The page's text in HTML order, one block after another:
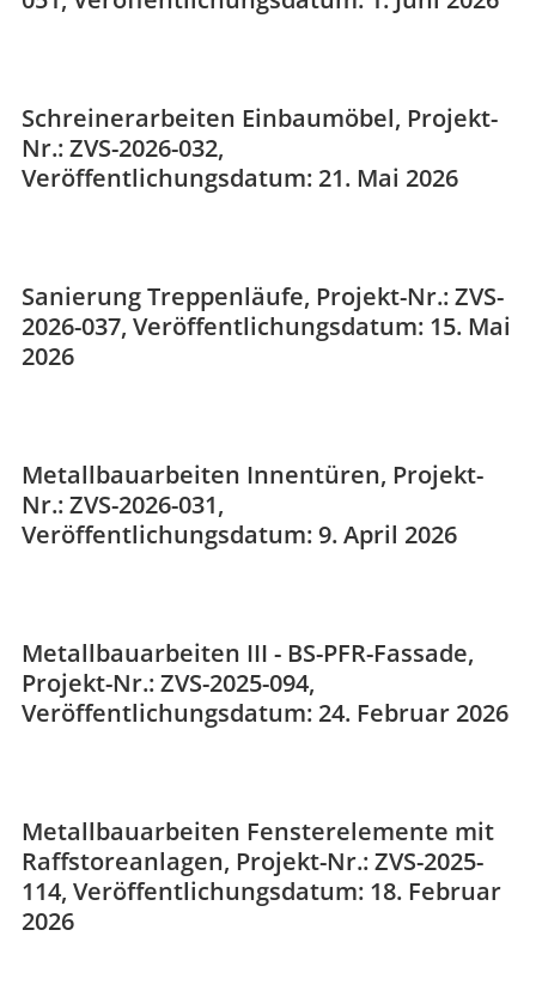
Schreinerarbeiten Einbaumöbel, Projekt-
Nr.: ZVS-2026-032,
Veröffentlichungsdatum: 21. Mai 2026
Sanierung Treppenläufe, Projekt-Nr.: ZVS-
2026-037, Veröffentlichungsdatum: 15. Mai
2026
Metallbauarbeiten Innentüren, Projekt-
Nr.: ZVS-2026-031,
Veröffentlichungsdatum: 9. April 2026
Metallbauarbeiten III - BS-PFR-Fassade,
Projekt-Nr.: ZVS-2025-094,
Veröffentlichungsdatum: 24. Februar 2026
Metallbauarbeiten Fensterelemente mit
Raffstoreanlagen, Projekt-Nr.: ZVS-2025-
114, Veröffentlichungsdatum: 18. Februar
2026